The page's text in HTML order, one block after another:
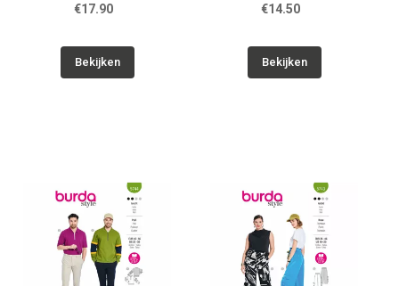
€17.90
Bekijken
€14.50
Bekijken